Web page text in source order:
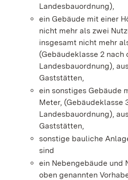
Landesbauordnung),
ein Gebäude mit einer
nicht mehr als zwei
insgesamt nicht mehr
(Gebäudeklasse 2 nach
Landesbauordnung),
Gaststätten,
ein sonstiges Gebäude
Meter, (Gebäudeklasse
Landesbauordnung),
Gaststätten,
sonstige bauliche
sind
ein Nebengebäude und
oben genannten